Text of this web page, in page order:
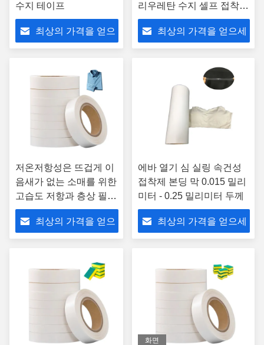
수지 테이프
최상의 가격을 얻으
리우레탄 수지 셀프 접착제
테이프 반투명
최상의 가격을 얻으세
저온저항성은 뜨겁게 이
음새가 없는 소매를 위한
고습도 저항과 층상 필름
을 녹입니다
최상의 가격을 얻으
에바 열기 심 실링 속건성
접착제 본딩 막 0.015 밀리
미터 - 0.25 밀리미터 두께
최상의 가격을 얻으세
화면